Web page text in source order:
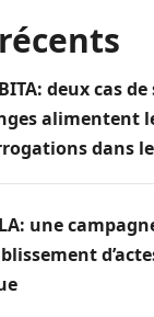
deux cas
alimentent
dans
une